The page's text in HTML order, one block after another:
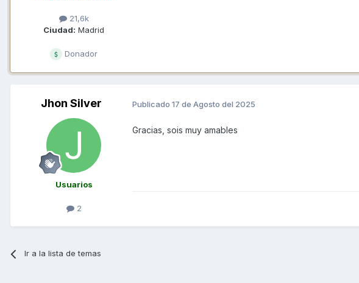
21,6k
Ciudad: Madrid
Donador
Jhon Silver
Usuarios
2
Publicado 17 de Agosto del 2025
Gracias, sois muy amables
Ir a la lista de temas